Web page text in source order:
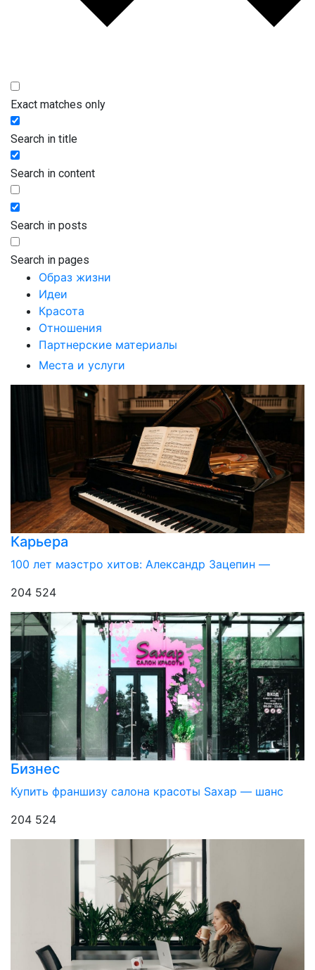
Exact matches only
Search in title
Search in content
Search in posts
Search in pages
Образ жизни
Идеи
Красота
Отношения
Партнерские материалы
Места и услуги
Карьера
100 лет маэстро хитов: Александр Зацепин —
204 524
Бизнес
Купить франшизу салона красоты Sахар — шанс
204 524